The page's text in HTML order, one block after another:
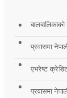
बालबालिकाको
प्रवासमा
एभरेष्ट
प्रवासमा